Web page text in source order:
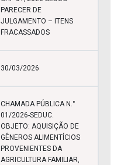
PARECER DE
JULGAMENTO – ITENS
FRACASSADOS
30/03/2026
CHAMADA PÚBLICA N.°
01/2026-SEDUC.
OBJETO: AQUISIÇÃO DE
GÊNEROS ALIMENTÍCIOS
PROVENIENTES DA
AGRICULTURA FAMILIAR,